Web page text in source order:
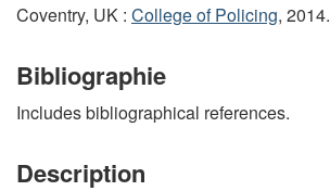
Coventry, UK : College of Policing, 2014.
Bibliographie
Includes bibliographical references.
Description